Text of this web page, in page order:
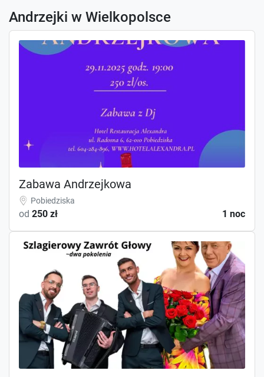
Andrzejki w Wielkopolsce
Zabawa Andrzejkowa
Pobiedziska
od 250 zł 1 noc